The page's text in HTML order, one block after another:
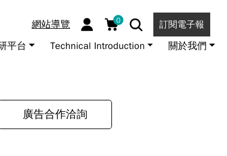
網站導覽 0 訂閱電子報
平台 Technical Introduction 關於我們
廣告合作洽詢